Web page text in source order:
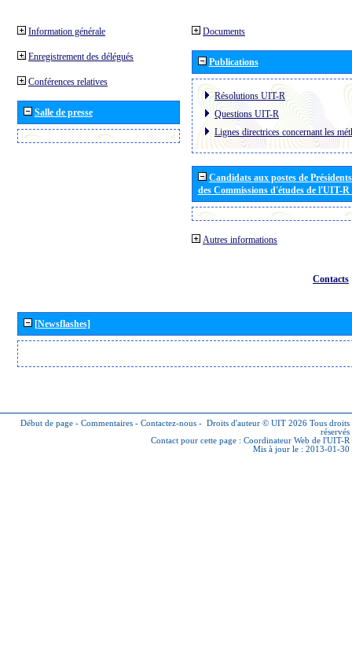
Information générale
Enregistrement des délégués
Conférences relatives
Salle de presse
Documents
Publications
Résolutions UIT-R
Questions UIT-R
Lignes directrices concernant les
Candidats aux postes de
des Commissions d'études de l'UIT-
Autres informations
Contacts
[Newsflashes]
Début de page - Commentaires - Contactez-nous - Droits d'auteur © UIT 2026 Tous droits
réservés
Contact pour cette page : Coordinateur Web de l'UIT-R
Mis à jour le : 2013-01-30